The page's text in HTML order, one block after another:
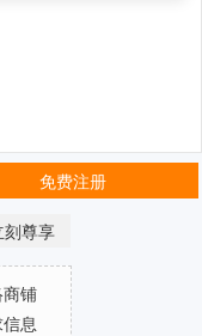
免费注册
尊享
铺
息